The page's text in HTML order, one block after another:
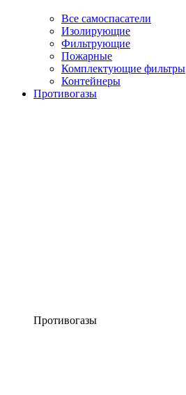
Все самоспасатели
Изолирующие
Фильтрующие
Пожарные
Комплектующие фильтры
Контейнеры
Противогазы
Противогазы